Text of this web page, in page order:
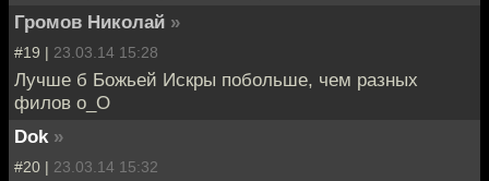
Громов Николай »
#19 | 23.03.14 15:28
Лучше б Божьей Искры побольше, чем разных
филов о_О
Dok »
#20 | 23.03.14 15:32